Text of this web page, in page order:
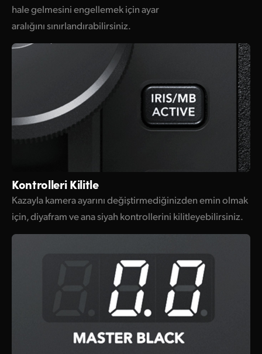
hale gelmesini engellemek için ayar
aralığını sınırlandırabilirsiniz.
Kontrolleri Kilitle
Kazayla kamera ayarını değiştirmediğinizden emin olmak
için, diyafram ve ana siyah kontrollerini kilitleyebilirsiniz.